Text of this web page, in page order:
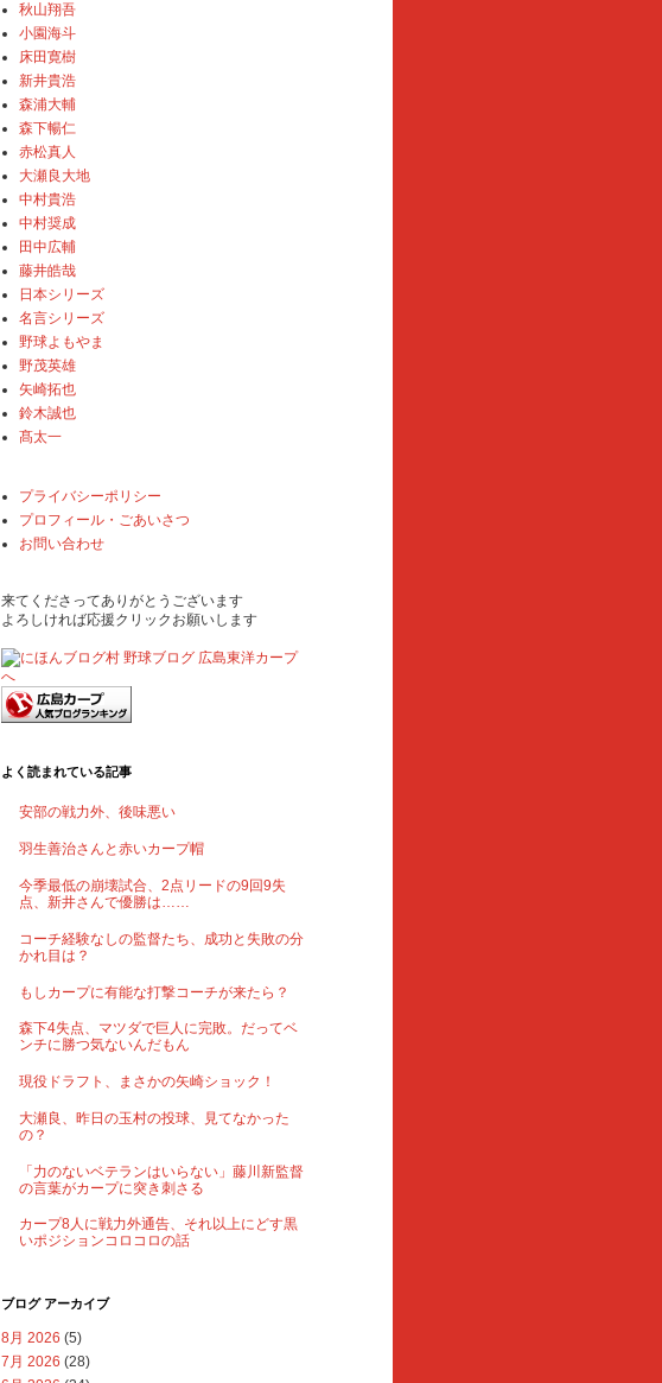
秋山翔吾
小園海斗
床田寛樹
新井貴浩
森浦大輔
森下暢仁
赤松真人
大瀬良大地
中村貴浩
中村奨成
田中広輔
藤井皓哉
日本シリーズ
名言シリーズ
野球よもやま
野茂英雄
矢崎拓也
鈴木誠也
髙太一
プライバシーポリシー
プロフィール・ごあいさつ
お問い合わせ
来てくださってありがとうございます
よろしければ応援クリックお願いします
よく読まれている記事
安部の戦力外、後味悪い
羽生善治さんと赤いカープ帽
今季最低の崩壊試合、2点リードの9回9失
点、新井さんで優勝は……
コーチ経験なしの監督たち、成功と失敗の分
かれ目は？
もしカープに有能な打撃コーチが来たら？
森下4失点、マツダで巨人に完敗。だってベ
ンチに勝つ気ないんだもん
現役ドラフト、まさかの矢崎ショック！
大瀬良、昨日の玉村の投球、見てなかった
の？
「力のないベテランはいらない」藤川新監督
の言葉がカープに突き刺さる
カープ8人に戦力外通告、それ以上にどす黒
いポジションコロコロの話
ブログ アーカイブ
8月 2026 (5)
7月 2026 (28)